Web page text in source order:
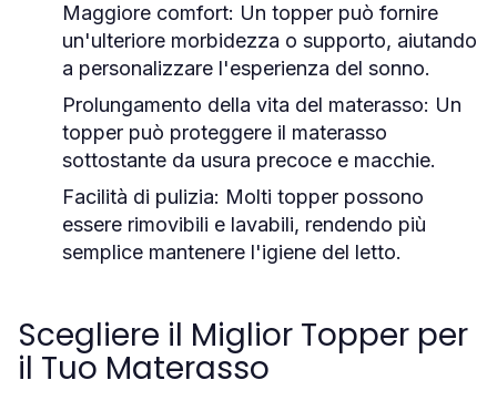
Maggiore comfort: Un topper può fornire
un'ulteriore morbidezza o supporto, aiutando
a personalizzare l'esperienza del sonno.
Prolungamento della vita del materasso: Un
topper può proteggere il materasso
sottostante da usura precoce e macchie.
Facilità di pulizia: Molti topper possono
essere rimovibili e lavabili, rendendo più
semplice mantenere l'igiene del letto.
Scegliere il Miglior Topper per
il Tuo Materasso